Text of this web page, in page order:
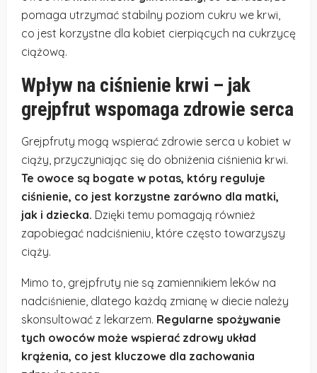
pomaga utrzymać stabilny poziom cukru we krwi,
co jest korzystne dla kobiet cierpiących na cukrzycę
ciążową.
Wpływ na ciśnienie krwi – jak
grejpfrut wspomaga zdrowie serca
Grejpfruty mogą wspierać zdrowie serca u kobiet w
ciąży, przyczyniając się do obniżenia ciśnienia krwi.
Te owoce są bogate w potas, który reguluje
ciśnienie, co jest korzystne zarówno dla matki,
jak i dziecka. Dzięki temu pomagają również
zapobiegać nadciśnieniu, które często towarzyszy
ciąży.
Mimo to, grejpfruty nie są zamiennikiem leków na
nadciśnienie, dlatego każdą zmianę w diecie należy
skonsultować z lekarzem. Regularne spożywanie
tych owoców może wspierać zdrowy układ
krążenia, co jest kluczowe dla zachowania